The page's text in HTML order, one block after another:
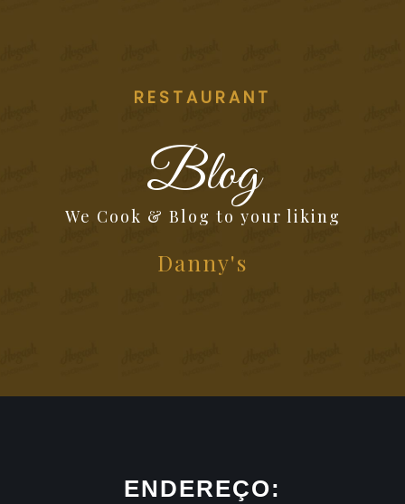
RESTAURANT
Blog
We Cook & Blog to your liking
Danny's
ENDEREÇO: